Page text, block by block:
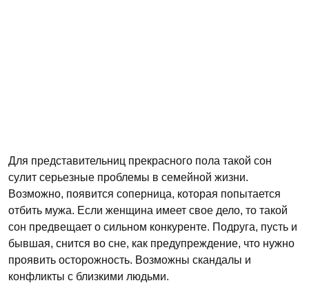
Для представительниц прекрасного пола такой сон
сулит серьезные проблемы в семейной жизни.
Возможно, появится соперница, которая попытается
отбить мужа. Если женщина имеет свое дело, то такой
сон предвещает о сильном конкуренте. Подруга, пусть и
бывшая, снится во сне, как предупреждение, что нужно
проявить осторожность. Возможны скандалы и
конфликты с близкими людьми.